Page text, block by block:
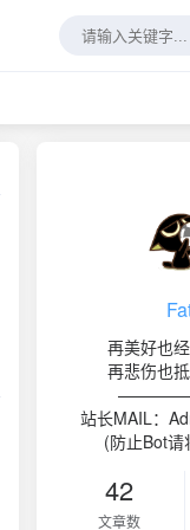
再美好也
再悲伤也
站长MAIL：
(防止Bot请
42
文章数